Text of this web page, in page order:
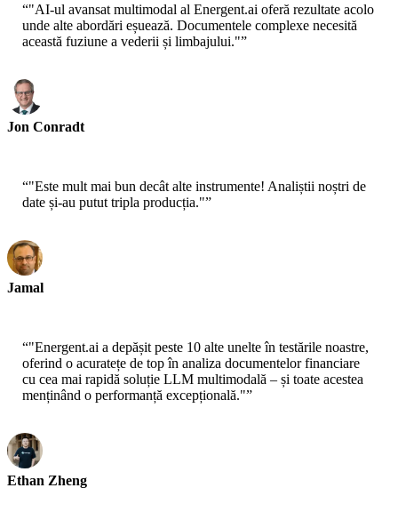
“"AI-ul avansat multimodal al Energent.ai oferă rezultate acolo
unde alte abordări eșuează. Documentele complexe necesită
această fuziune a vederii și limbajului."”
Jon Conradt
“"Este mult mai bun decât alte instrumente! Analiștii noștri de
date și-au putut tripla producția."”
Jamal
“"Energent.ai a depășit peste 10 alte unelte în testările noastre,
oferind o acuratețe de top în analiza documentelor financiare
cu cea mai rapidă soluție LLM multimodală – și toate acestea
menținând o performanță excepțională."”
Ethan Zheng